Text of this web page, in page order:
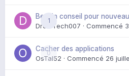
1
Besoin conseil pour
DroidTech007 · Commencé
0
Cacher des applications
OsTal52 · Commencé 26